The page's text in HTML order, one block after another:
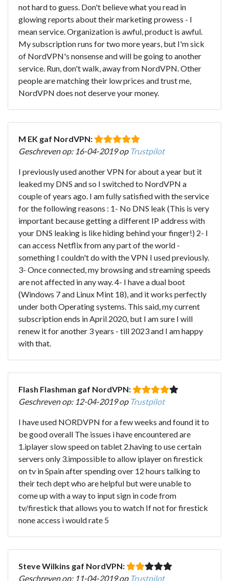
not hard to guess. Don't believe what you read in
glowing reports about their marketing prowess - I
mean service. Organization is awful, product is awful.
My subscription runs for two more years, but I'm sick
of NordVPN's nonsense and will be going to another
service. Run, don't walk, away from NordVPN. Other
people are matching their low prices and trust me,
NordVPN does not deserve your money.
M EK gaf NordVPN:
Geschreven op: 16-04-2019 op Trustpilot
I previously used another VPN for about a year but it
leaked my DNS and so I switched to NordVPN a
couple of years ago. I am fully satisfied with the service
for the following reasons : 1- No DNS leak (This is very
important because getting a different IP address with
your DNS leaking is like hiding behind your finger!) 2- I
can access Netflix from any part of the world -
something I couldn't do with the VPN I used previously.
3- Once connected, my browsing and streaming speeds
are not affected in any way. 4- I have a dual boot
(Windows 7 and Linux Mint 18), and it works perfectly
under both Operating systems. This said, my current
subscription ends in April 2020, but I am sure I will
renew it for another 3 years - till 2023 and I am happy
with that.
Flash Flashman gaf NordVPN:
Geschreven op: 12-04-2019 op Trustpilot
I have used NORDVPN for a few weeks and found it to
be good overall The issues i have encountered are
1.iplayer slow speed on tablet 2.having to use certain
servers only 3.impossible to allow iplayer on firestick
on tv in Spain after spending over 12 hours talking to
their tech dept who are helpful but were unable to
come up with a way to input sign in code from
tv/firestick that allows you to watch If not for firestick
none access i would rate 5
Steve Wilkins gaf NordVPN:
Geschreven op: 11-04-2019 op Trustpilot